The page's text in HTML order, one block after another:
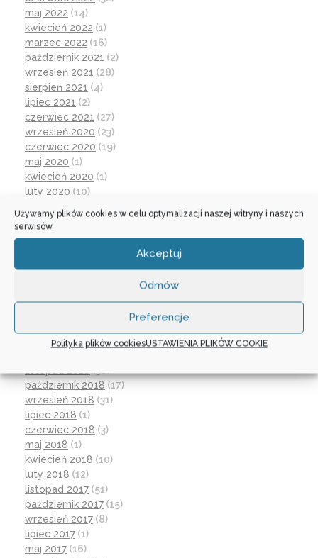
Używamy plików cookies w celu optymalizacji naszej witryny i naszych
serwisów.
Akceptuj
Odmów
Preferencje
Polityka plików cookiesUSTAWIENIA PLIKÓW COOKIE
maj 2022 (14)
kwiecień 2022 (1)
marzec 2022 (16)
październik 2021 (2)
wrzesień 2021 (28)
sierpień 2021 (4)
lipiec 2021 (2)
czerwiec 2021 (27)
wrzesień 2020 (23)
czerwiec 2020 (19)
maj 2020 (1)
kwiecień 2020 (1)
luty 2020 (10)
styczeń 2020
(17)
grudzień 2019
listopad 2019(21)
luty 2019(12)
listopad 2018(30)
październik 2018 (17)
wrzesień 2018 (31)
lipiec 2018 (1)
czerwiec 2018 (3)
maj 2018 (1)
kwiecień 2018 (10)
luty 2018 (12)
listopad 2017 (51)
październik 2017 (15)
wrzesień 2017 (8)
lipiec 2017 (1)
maj 2017 (16)